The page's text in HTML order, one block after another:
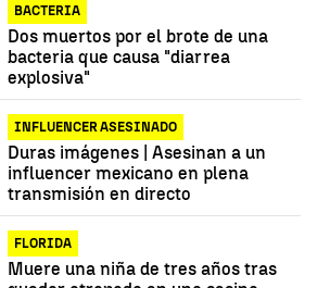
BACTERIA
Dos muertos por el brote de una
bacteria que causa "diarrea
explosiva"
INFLUENCER ASESINADO
Duras imágenes | Asesinan a un
influencer mexicano en plena
transmisión en directo
FLORIDA
Muere una niña de tres años tras